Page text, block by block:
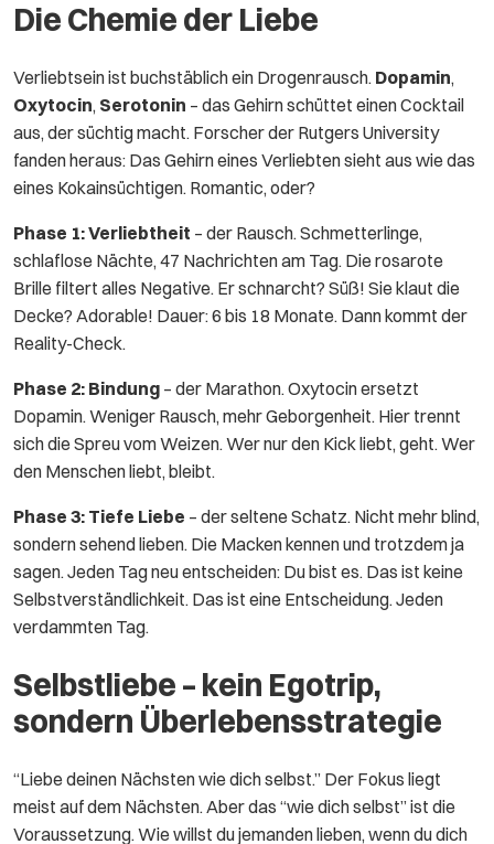
Die Chemie der Liebe
Verliebtsein ist buchstäblich ein Drogenrausch. Dopamin,
Oxytocin, Serotonin – das Gehirn schüttet einen Cocktail
aus, der süchtig macht. Forscher der Rutgers University
fanden heraus: Das Gehirn eines Verliebten sieht aus wie das
eines Kokainsüchtigen. Romantic, oder?
Phase 1: Verliebtheit – der Rausch. Schmetterlinge,
schlaflose Nächte, 47 Nachrichten am Tag. Die rosarote
Brille filtert alles Negative. Er schnarcht? Süß! Sie klaut die
Decke? Adorable! Dauer: 6 bis 18 Monate. Dann kommt der
Reality-Check.
Phase 2: Bindung – der Marathon. Oxytocin ersetzt
Dopamin. Weniger Rausch, mehr Geborgenheit. Hier trennt
sich die Spreu vom Weizen. Wer nur den Kick liebt, geht. Wer
den Menschen liebt, bleibt.
Phase 3: Tiefe Liebe – der seltene Schatz. Nicht mehr blind,
sondern sehend lieben. Die Macken kennen und trotzdem ja
sagen. Jeden Tag neu entscheiden: Du bist es. Das ist keine
Selbstverständlichkeit. Das ist eine Entscheidung. Jeden
verdammten Tag.
Selbstliebe – kein Egotrip,
sondern Überlebensstrategie
“Liebe deinen Nächsten wie dich selbst.” Der Fokus liegt
meist auf dem Nächsten. Aber das “wie dich selbst” ist die
Voraussetzung. Wie willst du jemanden lieben, wenn du dich